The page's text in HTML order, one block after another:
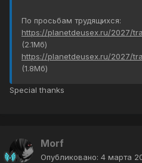
По просьбам трудящихся:
https://planetdeusex.ru/2027/
(2.1Мб)
https://planetdeusex.ru/2027/
(1.8Мб)
Special thanks
Morf
Опубликовано: 4 марта